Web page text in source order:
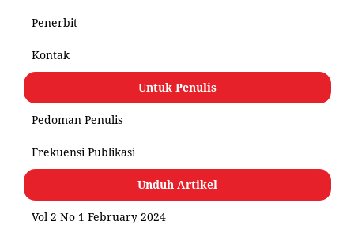
Penerbit
Kontak
Untuk Penulis
Pedoman Penulis
Frekuensi Publikasi
Unduh Artikel
Vol 2 No 1 February 2024